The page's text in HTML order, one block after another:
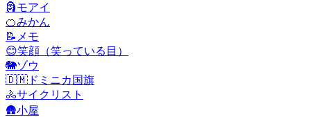
🗿モアイ
🍊みかん
📝 メモ
😊笑顔（笑っている目）
🐘ゾウ
🇩🇲 ドミニカ国旗
🚴サイクリスト
🛖小屋